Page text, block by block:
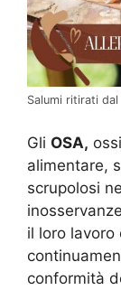
Salumi ritirati
Gli OSA,
alimentare,
scrupolosi
il loro lavoro
conformità